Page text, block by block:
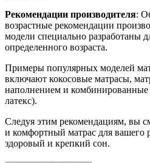
Рекомендации производителя:
возрастные рекомендации
модели специально разработаны
определенного возраста.
Примеры популярных моделей
включают кокосовые матрасы,
наполнением и комбинированные
латекс).
Следуя этим рекомендациям, вы
и комфортный матрас для вашего
здоровый и крепкий сон.